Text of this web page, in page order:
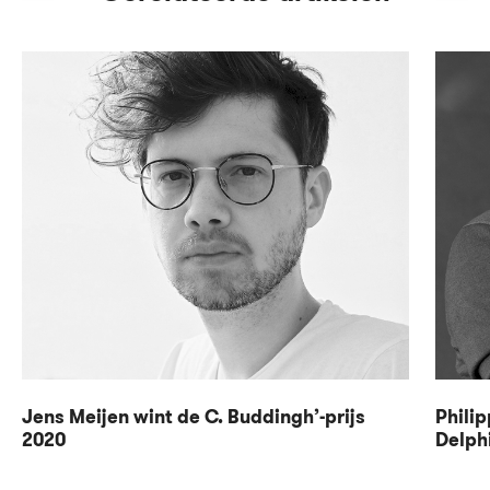
Jens Meijen wint de C. Buddingh’-prijs
2020